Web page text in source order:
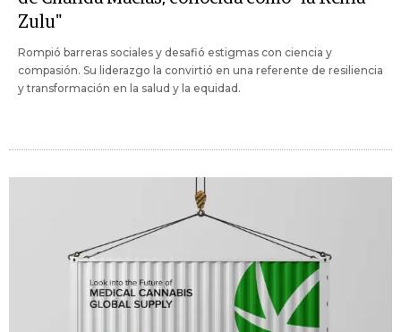
Zulu"
Rompió barreras sociales y desafió estigmas con ciencia y
compasión. Su liderazgo la convirtió en una referente de resiliencia
y transformación en la salud y la equidad.